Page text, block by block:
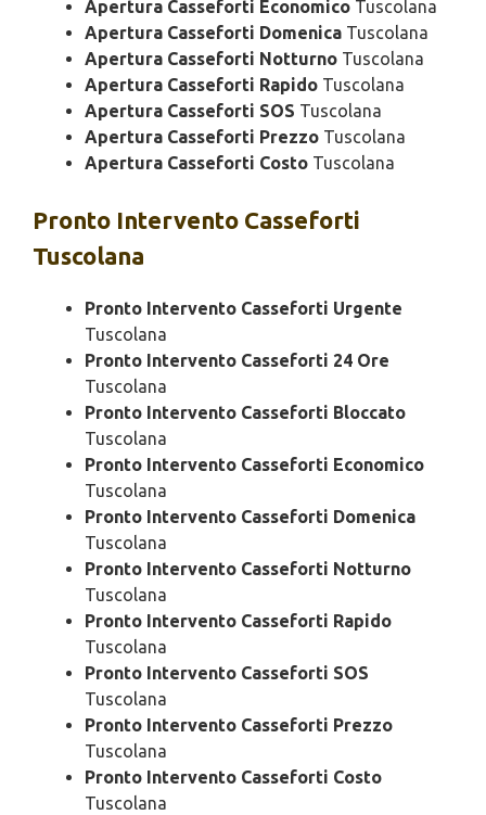
Apertura Casseforti Economico Tuscolana
Apertura Casseforti Domenica Tuscolana
Apertura Casseforti Notturno Tuscolana
Apertura Casseforti Rapido Tuscolana
Apertura Casseforti SOS Tuscolana
Apertura Casseforti Prezzo Tuscolana
Apertura Casseforti Costo Tuscolana
Pronto Intervento Casseforti
Tuscolana
Pronto Intervento Casseforti Urgente
Tuscolana
Pronto Intervento Casseforti 24 Ore
Tuscolana
Pronto Intervento Casseforti Bloccato
Tuscolana
Pronto Intervento Casseforti Economico
Tuscolana
Pronto Intervento Casseforti Domenica
Tuscolana
Pronto Intervento Casseforti Notturno
Tuscolana
Pronto Intervento Casseforti Rapido
Tuscolana
Pronto Intervento Casseforti SOS
Tuscolana
Pronto Intervento Casseforti Prezzo
Tuscolana
Pronto Intervento Casseforti Costo
Tuscolana